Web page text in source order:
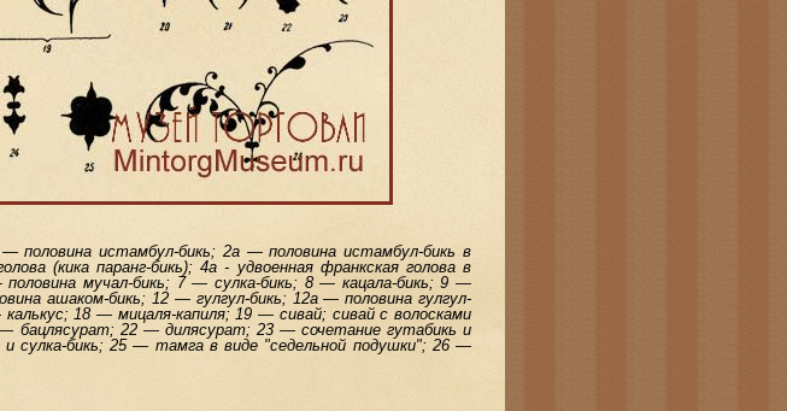
истамбул-бикь; 2а — половина истамбул-бикь в
(кика паранг-бикь); 4а - удвоенная франкская голова в
мучал-бикь; 7 — сулка-бикь; 8 — кацала-бикь; 9 —
ашаком-бикь; 12 — гулгул-бикь; 12а — половина гулгул-
18 — мицаля-капиля; 19 — сивай; сивай с волосками
бацлясурат; 22 — дилясурат; 23 — сочетание гутабикь и
сулка-бикь; 25 — тамга в виде "седельной подушки"; 26 —